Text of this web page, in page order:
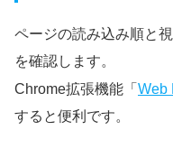
ページの読み込み順と
を確認します。
Chrome拡張機能「 Web
すると便利です。